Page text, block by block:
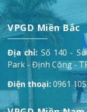
VPGD Miền Bắc
Địa chỉ: Số 140 -
Park - Định Công -
Điện thoại:0961